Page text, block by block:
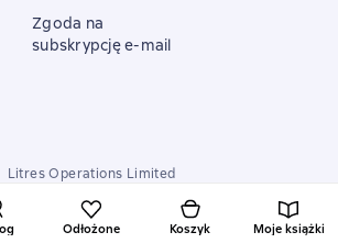
Odłożone Koszyk Moje książki
Zgoda na
subskrypcję e-mail
Litres Operations Limited